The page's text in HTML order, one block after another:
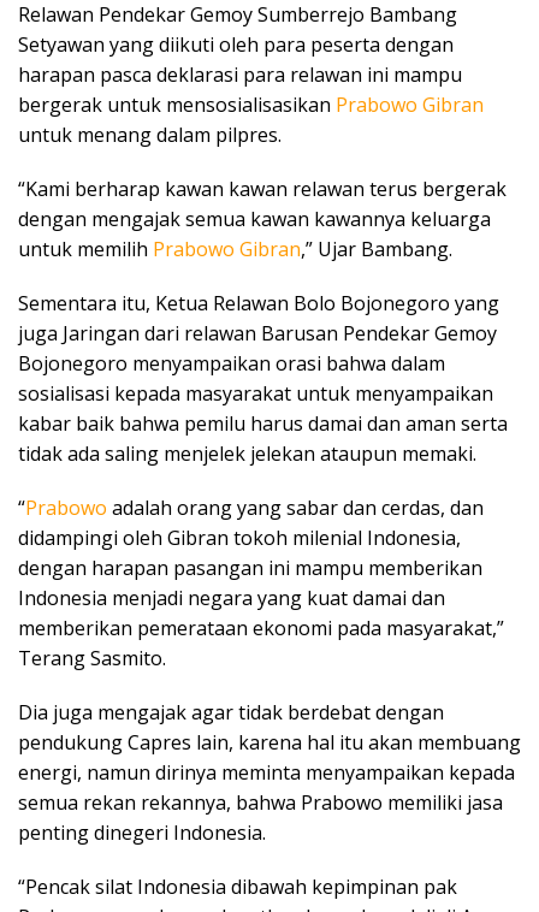
Relawan Pendekar Gemoy Sumberrejo Bambang
Setyawan yang diikuti oleh para peserta dengan
harapan pasca deklarasi para relawan ini mampu
bergerak untuk mensosialisasikan Prabowo Gibran
untuk menang dalam pilpres.
“Kami berharap kawan kawan relawan terus bergerak
dengan mengajak semua kawan kawannya keluarga
untuk memilih Prabowo Gibran,” Ujar Bambang.
Sementara itu, Ketua Relawan Bolo Bojonegoro yang
juga Jaringan dari relawan Barusan Pendekar Gemoy
Bojonegoro menyampaikan orasi bahwa dalam
sosialisasi kepada masyarakat untuk menyampaikan
kabar baik bahwa pemilu harus damai dan aman serta
tidak ada saling menjelek jelekan ataupun memaki.
“Prabowo adalah orang yang sabar dan cerdas, dan
didampingi oleh Gibran tokoh milenial Indonesia,
dengan harapan pasangan ini mampu memberikan
Indonesia menjadi negara yang kuat damai dan
memberikan pemerataan ekonomi pada masyarakat,”
Terang Sasmito.
Dia juga mengajak agar tidak berdebat dengan
pendukung Capres lain, karena hal itu akan membuang
energi, namun dirinya meminta menyampaikan kepada
semua rekan rekannya, bahwa Prabowo memiliki jasa
penting dinegeri Indonesia.
“Pencak silat Indonesia dibawah kepimpinan pak